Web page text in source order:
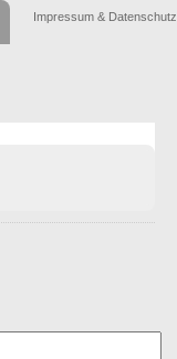
Impressum & Datenschutz